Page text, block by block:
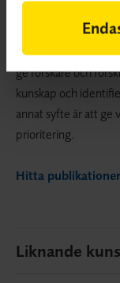
kunskapslucka
effekt eller att det
Kunskapsluckorna
ge forskare och
kunskap och
annat syfte är att ge
prioritering.
Hitta
Liknande